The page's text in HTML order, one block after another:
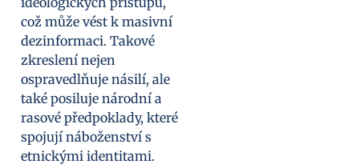
což může vést k masivní
dezinformaci. Takové
zkreslení nejen
ospravedlňuje násilí, ale
také posiluje národní a
rasové předpoklady, které
spojují náboženství s
etnickými identitami.